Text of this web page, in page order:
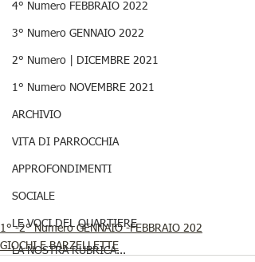
4° Numero FEBBRAIO 2022
3° Numero GENNAIO 2022
2° Numero | DICEMBRE 2021
1° Numero NOVEMBRE 2021
ARCHIVIO
VITA DI PARROCCHIA
APPROFONDIMENTI
SOCIALE
LE VOCI DEL QUARTIERE
LA NOSTRA RUBRICA...
1° -2° Numero GENNAIO -FEBBRAIO 202
GIOCHI E BARZELLETTE